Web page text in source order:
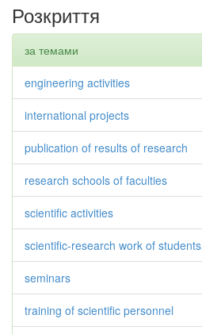
Розкриття
за темами
engineering activities
international projects
publication of results of research
research schools of faculties
scientific activities
scientific-research work of students
seminars
training of scientific personnel